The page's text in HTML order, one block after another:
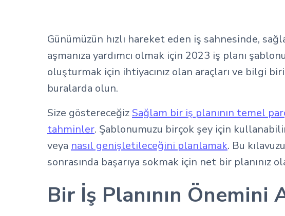
Günümüzün hızlı hareket eden iş sahnesinde,
aşmanıza yardımcı olmak için 2023 iş planı
oluşturmak için ihtiyacınız olan araçları ve bilgi
buralarda olun.
Size göstereceğiz Sağlam bir iş planının temel
tahminler. Şablonumuzu birçok şey için
veya nasıl genişletileceğini planlamak. Bu
sonrasında başarıya sokmak için net bir planınız
Bir İş Planının Önemini